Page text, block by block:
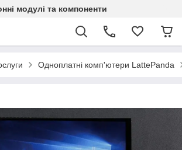
модулі та компоненти
Одноплатні комп'ютери LattePanda